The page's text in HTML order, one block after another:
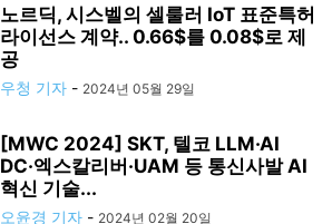
노르딕, 시스벨의 셀룰러 IoT 표준특허
라이선스 계약.. 0.66$를 0.08$로 제
공
우청 기자 - 2024년 05월 29일
[MWC 2024] SKT, 텔코 LLM·AI
DC·엑스칼리버·UAM 등 통신사발 AI
혁신 기술...
오윤경 기자 - 2024년 02월 20일